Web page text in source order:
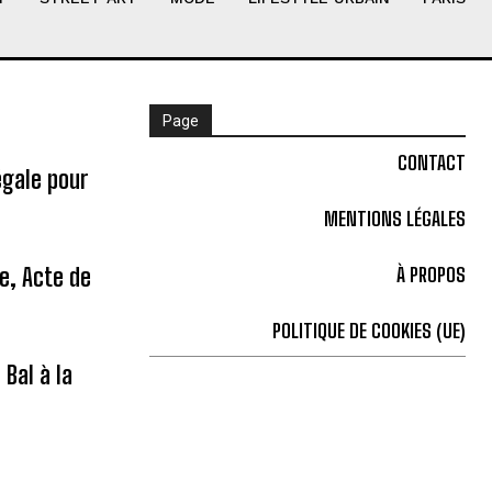
pour
Acte de
à la
Page
CONTACT
MENTIONS LÉGALES
À PROPOS
POLITIQUE DE COOKIES (UE)